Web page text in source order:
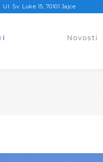
Ul. Sv. Luke 15, 70101 Jajce
Novosti